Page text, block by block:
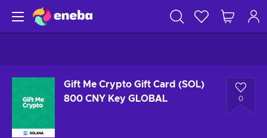
Gift Me Crypto Gift Card (SOL)
800 CNY Key GLOBAL
0